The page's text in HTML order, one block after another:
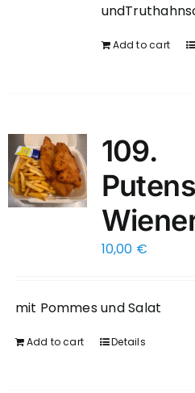
Add to cart
109.
10,00 €
mit Pommes und Salat
Add to cart Details